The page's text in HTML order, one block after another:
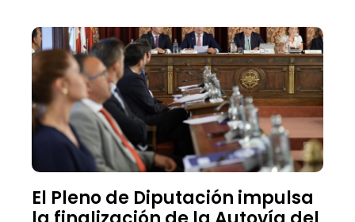
El Pleno de Diputación impulsa